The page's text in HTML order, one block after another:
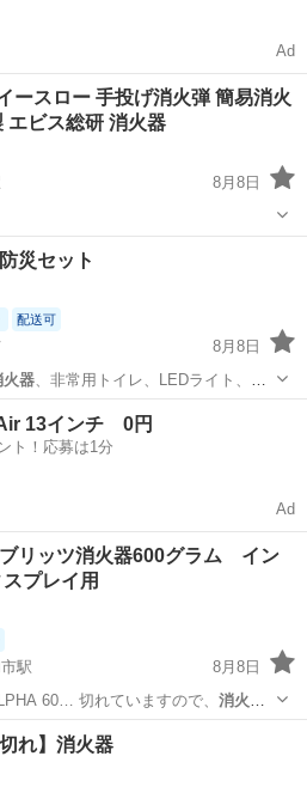
Ad
ースロー 手投げ消火弾 簡易消火
エビス総研 消火器
8月8日
その他
災セット
配送可
8月8日
火器、非常用トイレ、LEDライト、そ
13インチ 0円
ト！応募は1分
Ad
リッツ消火器600グラム イン
プレイ用
駅
8月8日
60… 切れていますので、 消火器
その他
れ】消火器